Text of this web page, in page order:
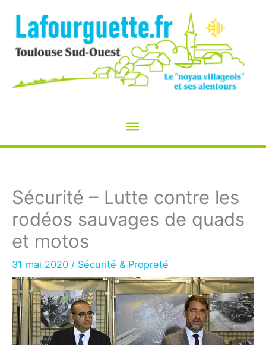
contenu
Menu
principal
Sécurité – Lutte contre les
rodéos sauvages de quads
et motos
31 mai 2020 / Sécurité & Propreté